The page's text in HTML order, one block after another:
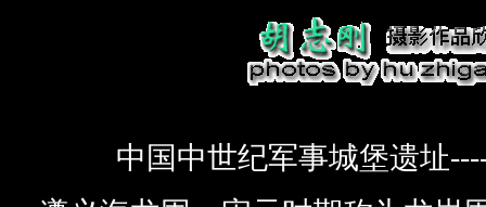
中国中世纪军事城堡遗址